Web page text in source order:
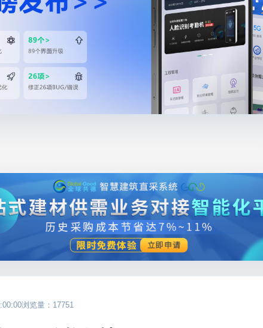
浏览量：17751